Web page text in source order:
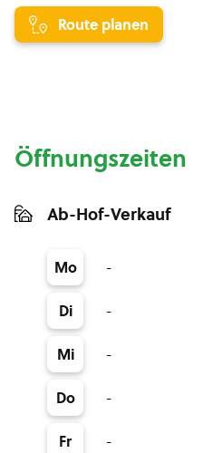
Route planen
Öffnungszeiten
Ab-Hof-Verkauf
Mo -
Di -
Mi -
Do -
Fr -